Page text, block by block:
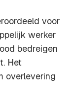
voor
werker
bedreigen
Het
overlevering